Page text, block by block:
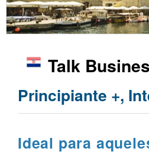
Talk
Principiante +,
Ideal para